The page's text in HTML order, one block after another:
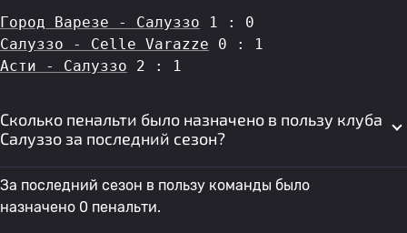
Город Варезе - Салуззо 1 : 0
Салуззо - Celle Varazze 0 : 1
Асти - Салуззо 2 : 1
Сколько пенальти было назначено в пользу клуба
Салуззо за последний сезон?
За последний сезон в пользу команды было
назначено 0 пенальти.